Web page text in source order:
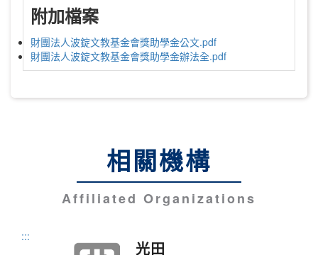
附加檔案
財團法人波錠文教基金會獎助學金公文.pdf
財團法人波錠文教基金會獎助學金辦法全.pdf
相關機構
Affiliated Organizations
:::
光田